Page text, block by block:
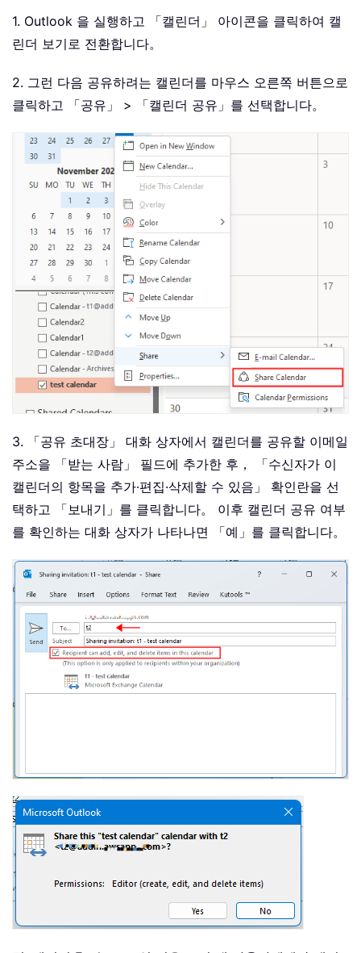
1. Outlook 을 실행하고 「캘린더」 아이콘을 클릭하여 캘
린더 보기로 전환합니다。
2. 그런 다음 공유하려는 캘린더를 마우스 오른쪽 버튼으로
클릭하고 「공유」 > 「캘린더 공유」를 선택합니다。
3. 「공유 초대장」 대화 상자에서 캘린더를 공유할 이메일
주소을 「받는 사람」 필드에 추가한 후， 「수신자가 이
캘린더의 항목을 추가·편집·삭제할 수 있음」 확인란을 선
택하고 「보내기」를 클릭합니다。 이후 캘린더 공유 여부
를 확인하는 대화 상자가 나타나면 「예」를 클릭합니다。